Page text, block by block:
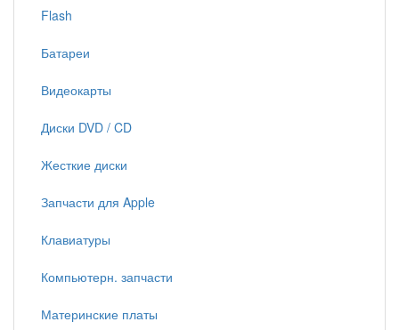
Flash
Батареи
Видеокарты
Диски DVD / CD
Жесткие диски
Запчасти для Apple
Клавиатуры
Компьютерн. запчасти
Материнские платы